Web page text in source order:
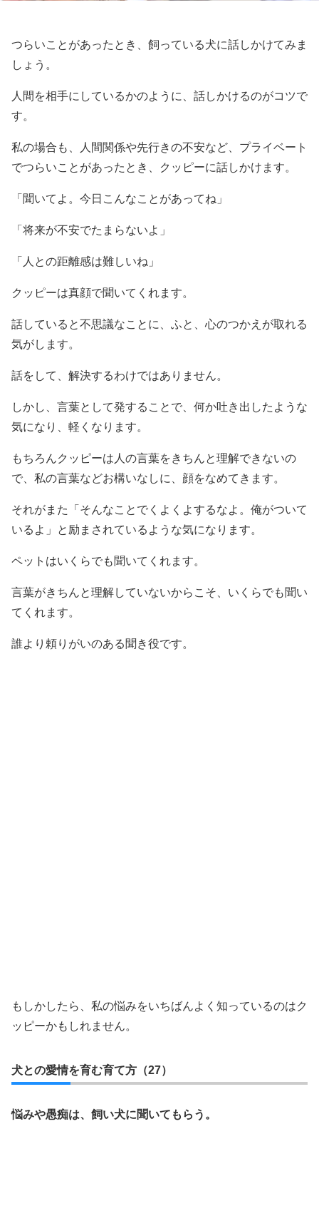
つらいことがあったとき、飼っている犬に話しかけてみま
しょう。
人間を相手にしているかのように、話しかけるのがコツで
す。
私の場合も、人間関係や先行きの不安など、プライベート
でつらいことがあったとき、クッピーに話しかけます。
「聞いてよ。今日こんなことがあってね」
「将来が不安でたまらないよ」
「人との距離感は難しいね」
クッピーは真顔で聞いてくれます。
話していると不思議なことに、ふと、心のつかえが取れる
気がします。
話をして、解決するわけではありません。
しかし、言葉として発することで、何か吐き出したような
気になり、軽くなります。
もちろんクッピーは人の言葉をきちんと理解できないの
で、私の言葉などお構いなしに、顔をなめてきます。
それがまた「そんなことでくよくよするなよ。俺がついて
いるよ」と励まされているような気になります。
ペットはいくらでも聞いてくれます。
言葉がきちんと理解していないからこそ、いくらでも聞い
てくれます。
誰より頼りがいのある聞き役です。
もしかしたら、私の悩みをいちばんよく知っているのはク
ッピーかもしれません。
犬との愛情を育む育て方（27）
悩みや愚痴は、飼い犬に聞いてもらう。